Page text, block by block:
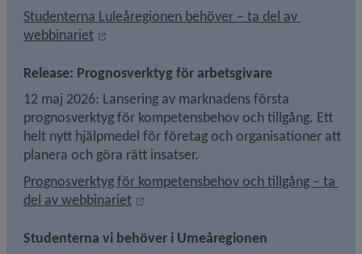
Studenterna Luleåregionen behöver – ta del av
webbinariet
Länk till annan webbplats, öppnas i nytt
Release: Prognosverktyg för arbetsgivare
12 maj 2026: Lansering av marknadens första
prognosverktyg för kompetensbehov och tillgång. Ett
helt nytt hjälpmedel för företag och organisationer att
planera och göra rätt insatser.
Prognosverktyg för kompetensbehov och tillgång – ta
del av webbinariet
Länk till annan webbplats, öppnas i
Studenterna vi behöver i Umeåregionen